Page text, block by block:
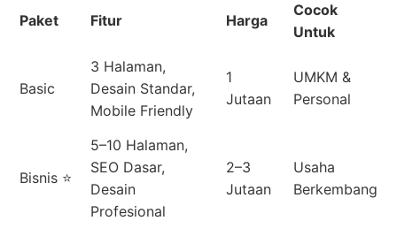
Paket Fitur Harga
Cocok
Untuk
Basic
3 Halaman,
Desain Standar,
Mobile Friendly
1
Jutaan
UMKM &
Personal
Bisnis ⭐
5–10 Halaman,
SEO Dasar,
Desain
Profesional
2–3
Jutaan
Usaha
Berkembang